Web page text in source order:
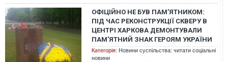
ОФІЦІЙНО НЕ БУВ ПАМ'ЯТНИКОМ:
ПІД ЧАС РЕКОНСТРУКЦІЇ СКВЕРУ В
ЦЕНТРІ ХАРКОВА ДЕМОНТУВАЛИ
ПАМ'ЯТНИЙ ЗНАК ГЕРОЯМ УКРАЇНИ
Категорія: Новини суспільства: читати соціальні
новини